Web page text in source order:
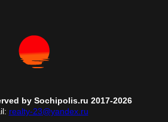
by Sochipolis.ru 2017-2026
realty-23@yandex.ru